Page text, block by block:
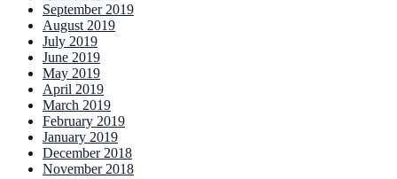
September 2019
August 2019
July 2019
June 2019
May 2019
April 2019
March 2019
February 2019
January 2019
December 2018
November 2018